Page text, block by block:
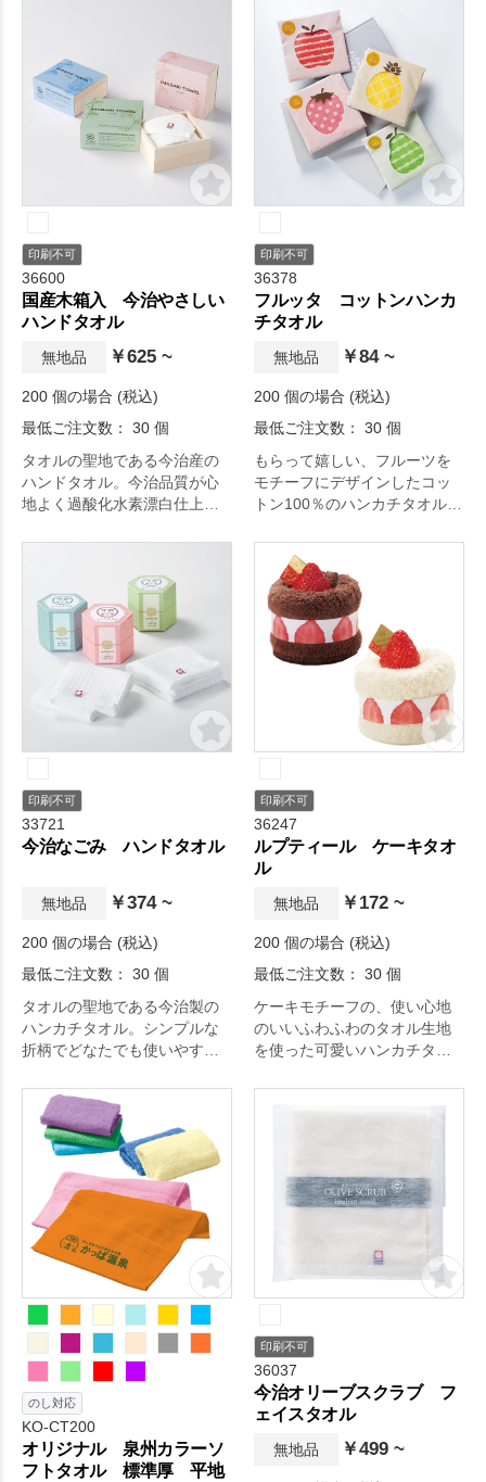
印刷不可
36600
国産木箱入 今治やさしい
ハンドタオル
無地品 ￥625 ~
200 個の場合 (税込)
最低ご注文数： 30 個
タオルの聖地である今治産の
ハンドタオル。今治品質が心
地よく過酸化水素漂白仕上げ
を取得しています。
印刷不可
36378
フルッタ コットンハンカ
チタオル
無地品 ￥84 ~
200 個の場合 (税込)
最低ご注文数： 30 個
もらって嬉しい、フルーツを
モチーフにデザインしたコッ
トン100％のハンカチタオルで
印刷不可
33721
今治なごみ ハンドタオル
無地品 ￥374 ~
200 個の場合 (税込)
最低ご注文数： 30 個
タオルの聖地である今治製の
ハンカチタオル。シンプルな
折柄でどなたでも使いやす
印刷不可
36247
ルプティール ケーキタオ
ル
無地品 ￥172 ~
200 個の場合 (税込)
最低ご注文数： 30 個
ケーキモチーフの、使い心地
のいいふわふわのタオル生地
を使った可愛いハンカチタオ
のし対応
KO-CT200
オリジナル 泉州カラーソ
フトタオル 標準厚 平地
印刷不可
36037
今治オリーブスクラブ フ
ェイスタオル
無地品 ￥499 ~